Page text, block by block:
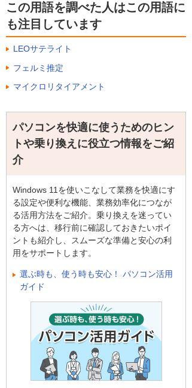
この用語を調べた人はこの用語に
も注目しています
LEOサテライト
フェルミ推定
マイクロリタイアメント
パソコンを快適に使うためのヒン
トや乗り換えに役立つ情報をご紹
介
Windows 11を使いこなして業務を快適にす
る設定や便利な機能、業務効率化につなが
る活用方法をご紹介。乗り換えを迷ってい
る方へは、移行前に確認しておきたいポイ
ントも紹介し、スムーズな準備と安心の利
用をサポートします。
選ぶ時も、使う時も安心！ パソコン活用
ガイド